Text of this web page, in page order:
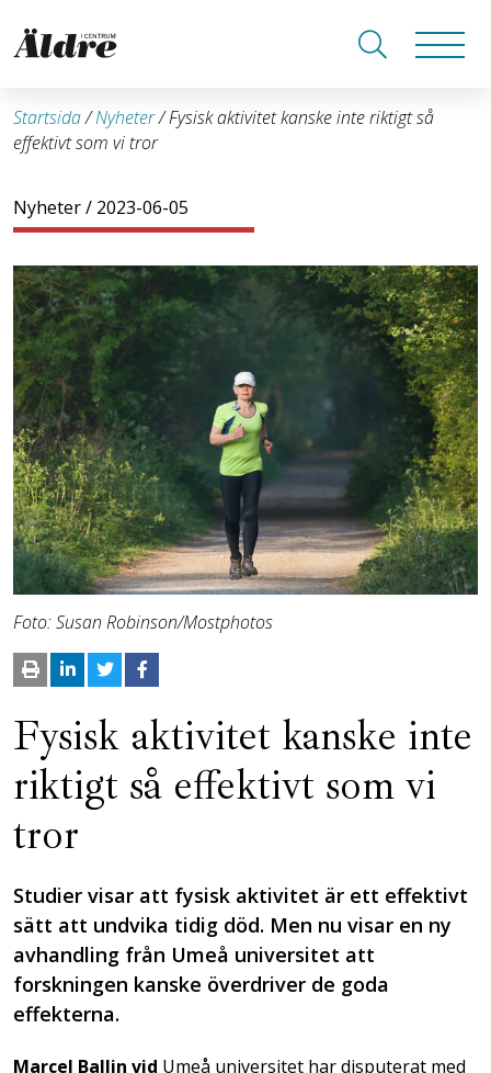
Startsida/Nyheter/Fysisk aktivitet kanske inte riktigt så
effektivt som vi tror
Nyheter/ 2023-06-05
Foto: Susan Robinson/Mostphotos
Fysisk aktivitet kanske inte
riktigt så effektivt som vi
tror
Studier visar att fysisk aktivitet är ett effektivt
sätt att undvika tidig död. Men nu visar en ny
avhandling från Umeå universitet att
forskningen kanske överdriver de goda
effekterna.
Marcel Ballin vid Umeå universitet har disputerat med